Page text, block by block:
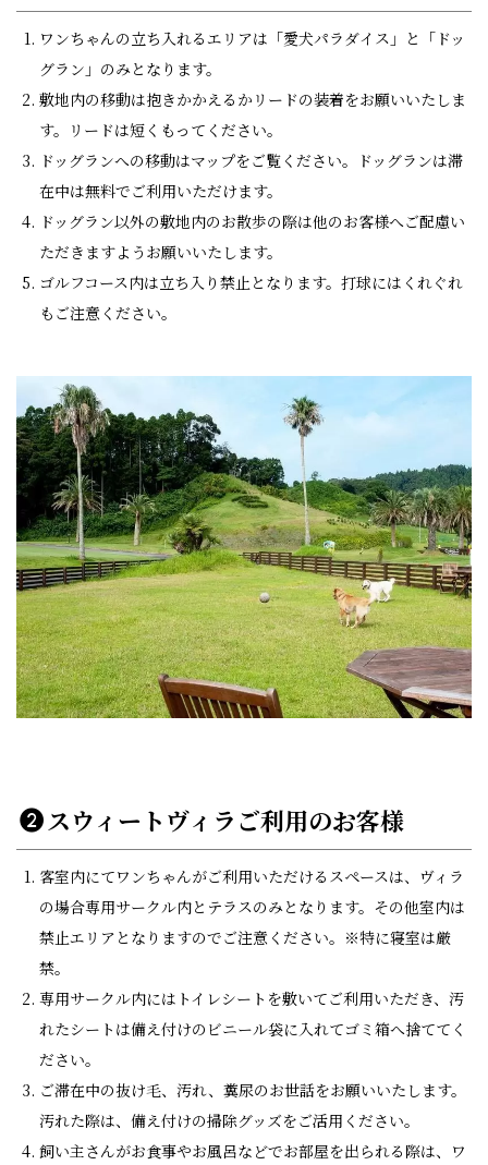
ワンちゃんの立ち入れるエリアは「愛犬パラダイス」と「ドッ
グラン」のみとなります。
敷地内の移動は抱きかかえるかリードの装着をお願いいたしま
す。リードは短くもってください。
ドッグランへの移動はマップをご覧ください。ドッグランは滞
在中は無料でご利用いただけます。
ドッグラン以外の敷地内のお散歩の際は他のお客様へご配慮い
ただきますようお願いいたします。
ゴルフコース内は立ち入り禁止となります。打球にはくれぐれ
もご注意ください。
スウィートヴィラご利用のお客様
客室内にてワンちゃんがご利用いただけるスペースは、ヴィラ
の場合専用サークル内とテラスのみとなります。その他室内は
禁止エリアとなりますのでご注意ください。※特に寝室は厳
禁。
専用サークル内にはトイレシートを敷いてご利用いただき、汚
れたシートは備え付けのビニール袋に入れてゴミ箱へ捨ててく
ださい。
ご滞在中の抜け毛、汚れ、糞尿のお世話をお願いいたします。
汚れた際は、備え付けの掃除グッズをご活用ください。
飼い主さんがお食事やお風呂などでお部屋を出られる際は、ワ